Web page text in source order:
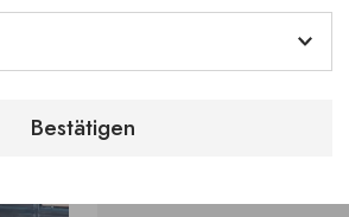
Ihre bevorzugte
Stephan
Bestätigen